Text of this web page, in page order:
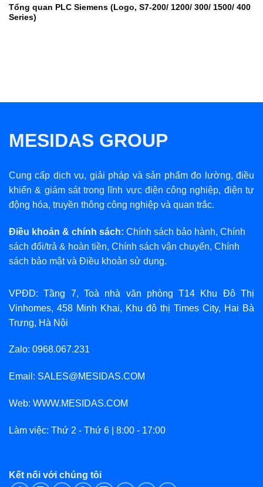
Tổng quan PLC Siemens (Logo, S7-200/ 1200/ 300/ 1500/ 400
Series)
MESIDAS GROUP
Cung cấp dịch vụ, giải pháp và sản phẩm đo lường, điều
khiển & giám sát trong lĩnh vực điện công nghiệp, điện tự
động hóa, truyền thông công nghiệp và quan trắc.
Điều khoản & chính sách: Chính sách bảo hành, Chính
sách đổi/trả & hoàn tiền, Chính sách vận chuyển, Chính
sách bảo mậtvà Điều khoản sử dụng.
VPĐD: Tầng 7, Toà nhà văn phòng T14 Khu Đô Thị
Vinhomes, 458 Minh Khai, Khu đô thị Times City, Hai Bà
Trưng, Hà Nội
Zalo: 0968.067.231
Email: SALES@MESIDAS.COM
Web: WWW.MESIDAS.COM
Làm việc: Thứ 2 - Thứ 6 | 8:00 - 17:00
Kết nối với chúng tôi